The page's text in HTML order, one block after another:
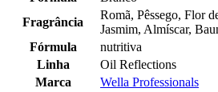
Fragrância
Romã, Pêssego, Flor
Jasmim, Almíscar,
Fórmula
nutritiva
Linha
Oil Reflections
Marca
Wella Professionals